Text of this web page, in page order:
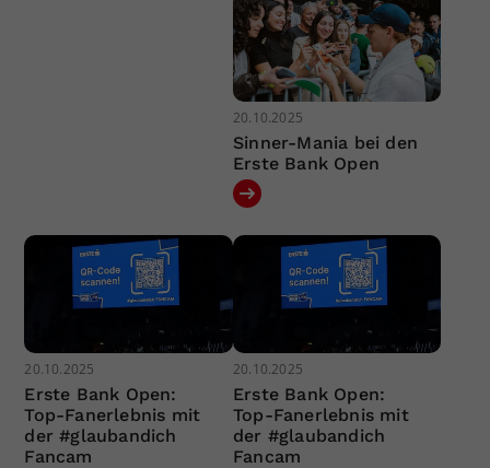
20.10.2025
Sinner-Mania bei den
Erste Bank Open
20.10.2025
Erste Bank Open:
Top-Fanerlebnis mit
der #glaubandich
Fancam
20.10.2025
Erste Bank Open:
Top-Fanerlebnis mit
der #glaubandich
Fancam